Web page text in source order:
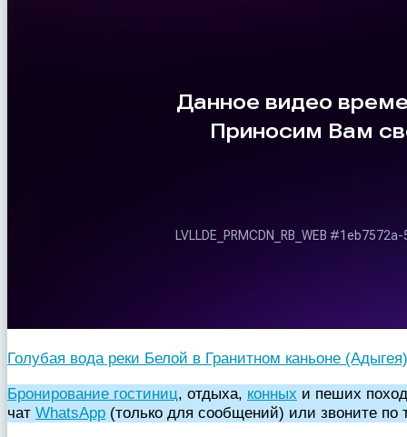
Голубая вода реки Белой в Гранитном каньоне
Бронирование гостиниц, отдыха, конных и пеших
чат WhatsApp (только для сообщений) или звоните по